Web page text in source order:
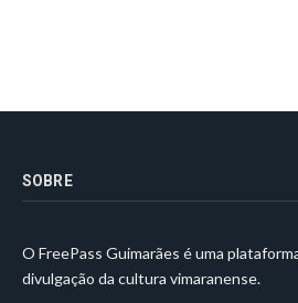
SOBRE
O FreePass Guimarães é uma
divulgação da cultura vimaranense.